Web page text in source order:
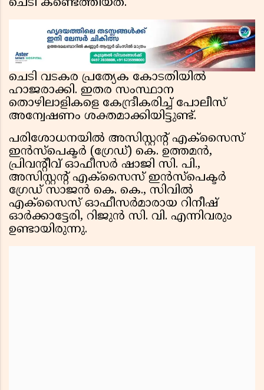
ചെടി കണ്ടെത്തിയത്.
ചെടി വടകര പ്രത്യേക കോടതിയിൽ
ഹാജരാക്കി. ഇതര സംസ്ഥാന
തൊഴിലാളികളെ കേന്ദ്രീകരിച്ച് പോലീസ്
അന്വേഷണം ശക്തമാക്കിയിട്ടുണ്ട്.
പരിശോധനയിൽ അസിസ്റ്റൻ്റ് എക്സൈസ്
ഇൻസ്പെക്ടർ (ഗ്രേഡ്) കെ. ഉത്തമൻ,
പ്രിവൻ്റീവ് ഓഫീസർ ഷാജി സി. പി.,
അസിസ്റ്റൻ്റ് എക്സൈസ് ഇൻസ്പെക്ടർ
ഗ്രേഡ് സാജൻ കെ. കെ., സിവിൽ
എക്സൈസ് ഓഫീസർമാരായ റിനീഷ്
ഓർക്കാട്ടേരി, റിജുൻ സി. വി. എന്നിവരും
ഉണ്ടായിരുന്നു.